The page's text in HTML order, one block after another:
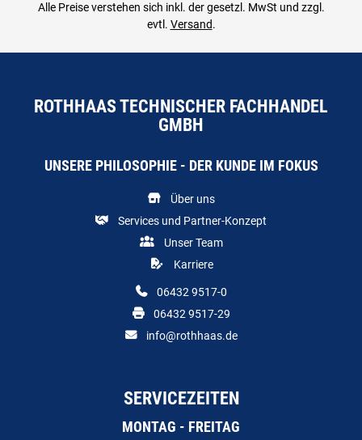
Alle Preise verstehen sich inkl. der gesetzl. MwSt und zzgl.
evtl. Versand.
ROTHHAAS TECHNISCHER FACHHANDEL
GMBH
UNSERE PHILOSOPHIE - DER KUNDE IM FOKUS
Über uns
Services und Partner-Konzept
Unser Team
Karriere
06432 9517-0
06432 9517-29
info@rothhaas.de
SERVICEZEITEN
MONTAG - FREITAG